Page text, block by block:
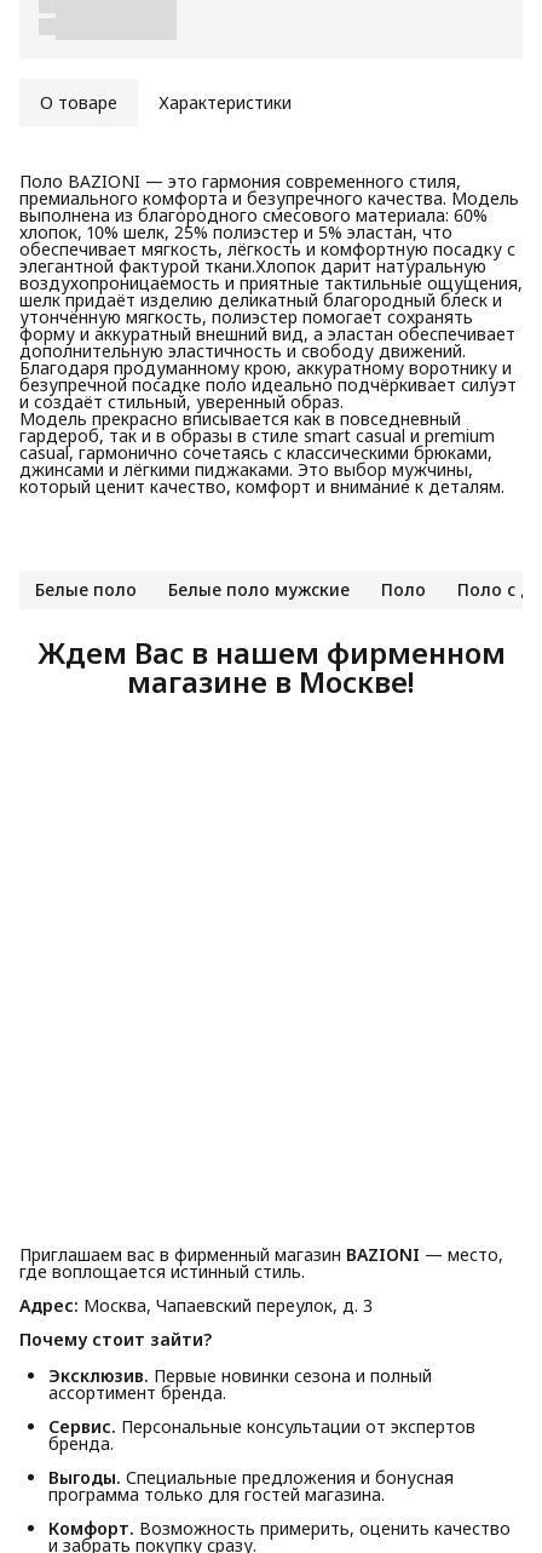
О товаре Характеристики
Поло BAZIONI — это гармония современного стиля,
премиального комфорта и безупречного качества. Модель
выполнена из благородного смесового материала: 60%
хлопок, 10% шелк, 25% полиэстер и 5% эластан, что
обеспечивает мягкость, лёгкость и комфортную посадку с
элегантной фактурой ткани.Хлопок дарит натуральную
воздухопроницаемость и приятные тактильные ощущения,
шелк придаёт изделию деликатный благородный блеск и
утончённую мягкость, полиэстер помогает сохранять
форму и аккуратный внешний вид, а эластан обеспечивает
дополнительную эластичность и свободу движений.
Благодаря продуманному крою, аккуратному воротнику и
безупречной посадке поло идеально подчёркивает силуэт
и создаёт стильный, уверенный образ.
Модель прекрасно вписывается как в повседневный
гардероб, так и в образы в стиле smart casual и premium
casual, гармонично сочетаясь с классическими брюками,
джинсами и лёгкими пиджаками. Это выбор мужчины,
который ценит качество, комфорт и внимание к деталям.
Белые поло Белые поло мужские Поло Поло с
Ждем Вас в нашем фирменном
магазине в Москве!
Приглашаем вас в фирменный магазин BAZIONI — место,
где воплощается истинный стиль.
Адрес: Москва, Чапаевский переулок, д. 3
Почему стоит зайти?
Эксклюзив. Первые новинки сезона и полный
ассортимент бренда.
Сервис. Персональные консультации от экспертов
бренда.
Выгоды. Специальные предложения и бонусная
программа только для гостей магазина.
Комфорт. Возможность примерить, оценить качество
и забрать покупку сразу.